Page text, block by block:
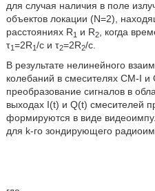
для случая наличия в поле
объектов локации (N=2),
расстояниях R1 и R2, когда
τ1=2R1/с и τ2=2R2/с.
В результате нелинейного
колебаний в смесителях CM-I и
преобразование сигналов в
выходах I(t) и Q(t) смесителей
формируются в виде
для k-го зондирующего